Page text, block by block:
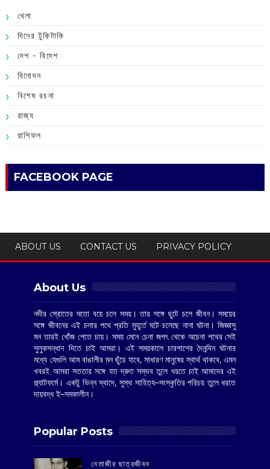
খেলা
দিনের টুকিটাকি
দেশ - বিদেশ
বিনোদন
বিশেষ রচনা
রাজ্য
রাশিফল
FACEBOOK PAGE
ABOUT US CONTACT US PRIVACY POLICY
About Us
নদীর স্রোতের মতো বয়ে চলে সময়। তার সঙ্গে ছুটে চলে জীবন। সময়ের
সঙ্গে জীবনের এই চলার পথে প্রতি মুহূর্তে ঘটে চলেছে নানা ঘটনা। জিজ্ঞাসু
মন তারই খোঁজ পেতে চায়। সময় মেনে চেনা জগৎ থেকে অচেনা পথের সেই
সুলুকসন্ধান দিতে চাই আমরা। এই সময়কালে চারপাশের দৈনন্দিন ঘটনার
মধ্যে যেগুলি আম বাঙালীর মন ছুঁয়ে যাবে, সাধারণ মানুষের স্বার্থ থাকবে, এমন
খবরই আমরা সততার সঙ্গে যত দ্রুত সম্ভব তুলে ধরতে চাই আমাদের এই
প্ল্যাটফর্মে। একটু ভিন্ন স্বাদে, সুস্থ সাহিত্য–সংস্কৃতির পরিচয় তুলে ধরতে
দায়বদ্ধ ই–সমকালীন।
Popular Posts
‌নেতাজীর ছাত্রজীবন